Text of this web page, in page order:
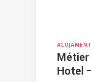
Métier
Hotel